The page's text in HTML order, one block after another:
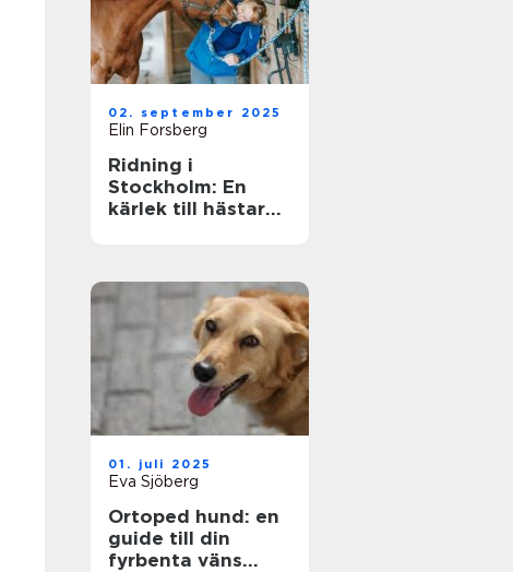
02. september 2025
Elin Forsberg
Ridning i
Stockholm: En
kärlek till hästar
01. juli 2025
Eva Sjöberg
Ortoped hund: en
guide till din
fyrbenta väns